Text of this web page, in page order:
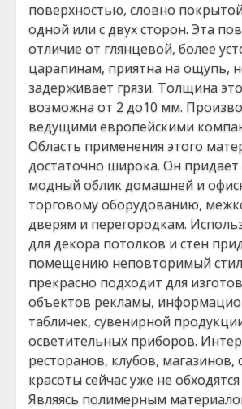
поверхностью, словно
одной или с двух сторон. Эта
отличие от глянцевой, более
царапинам, приятна на ощупь,
задерживает грязи. Толщина
возможна от 2 до10 мм.
ведущими европейскими
Область применения этого
достаточно широка. Он
модный облик домашней и
торговому оборудованию,
дверям и перегородкам.
для декора потолков и стен
помещению неповторимый
прекрасно подходит для
объектов рекламы,
табличек, сувенирной
осветительных приборов.
ресторанов, клубов, магазинов,
красоты сейчас уже не
Являясь полимерным